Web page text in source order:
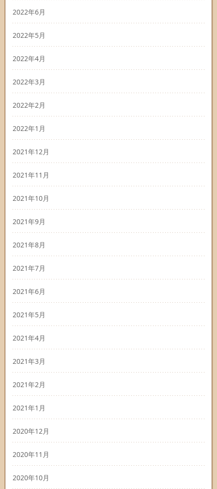
2022年6月
2022年5月
2022年4月
2022年3月
2022年2月
2022年1月
2021年12月
2021年11月
2021年10月
2021年9月
2021年8月
2021年7月
2021年6月
2021年5月
2021年4月
2021年3月
2021年2月
2021年1月
2020年12月
2020年11月
2020年10月